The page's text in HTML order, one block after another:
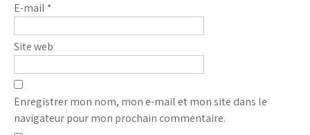
E-mail *
Site web
Enregistrer mon nom, mon e-mail et mon site dans le
navigateur pour mon prochain commentaire.